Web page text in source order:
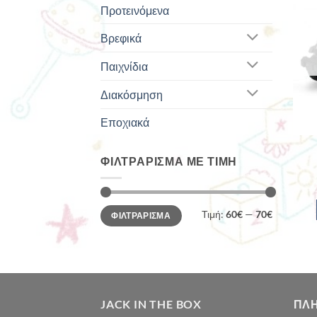
Προτεινόμενα
Βρεφικά
Παιχνίδια
Διακόσμηση
Εποχιακά
ΦΙΛΤΡΆΡΙΣΜΑ ΜΕ ΤΙΜΉ
Ελάχιστη
τιμή
Μέγιστη
τιμήΦΙΛΤΡΆΡΙΣΜΑ Τιμή: 60€— 70€
JACK IN THE BOX